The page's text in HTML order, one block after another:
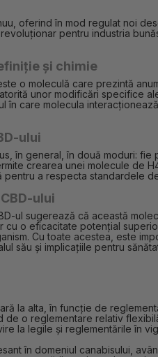
oferind în mod regulat noi
pentru industria
și chimie
o moleculă care prezintă
unor modificări specifice
în care molecula
ului
în general, în două moduri:
crearea unei molecule de
a respecta standardele
ului
ul sugerează că această
cu o eficacitate potențial
Cu toate acestea, este
său și implicațiile pentru
la alta, în funcție de
o reglementare relativ
la legile și reglementările în
în domeniul canabisului,